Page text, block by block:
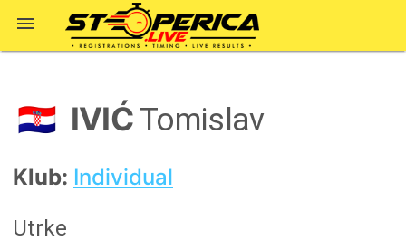

🇭🇷 IVIĆTomislav
Klub: Individual
Utrke